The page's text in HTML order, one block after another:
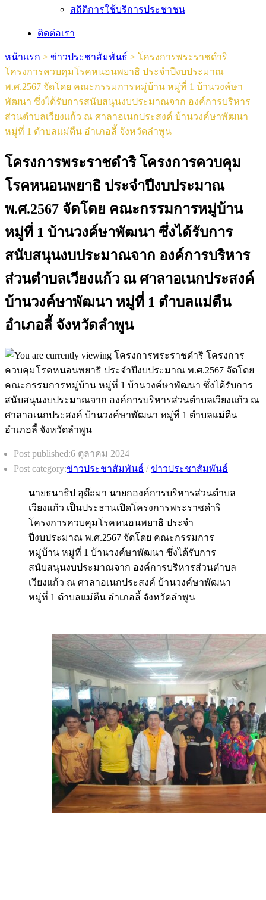
สถิติการใช้บริการประชาชน
ติดต่อเรา
หน้าแรก > ข่าวประชาสัมพันธ์ > โครงการพระราชดำริ
โครงการควบคุมโรคหนอนพยาธิ ประจำปีงบประมาณ
พ.ศ.2567 จัดโดย คณะกรรมการหมู่บ้าน หมู่ที่ 1 บ้านวงค์ษา
พัฒนา ซึ่งได้รับการสนับสนุนงบประมาณจาก องค์การบริหาร
ส่วนตำบลเวียงแก้ว ณ ศาลาอเนกประสงค์ บ้านวงค์ษาพัฒนา
หมู่ที่ 1 ตำบลแม่ตืน อำเภอลี้ จังหวัดลำพูน
โครงการพระราชดำริ โครงการควบคุม
โรคหนอนพยาธิ ประจำปีงบประมาณ
พ.ศ.2567 จัดโดย คณะกรรมการหมู่บ้าน
หมู่ที่ 1 บ้านวงค์ษาพัฒนา ซึ่งได้รับการ
สนับสนุนงบประมาณจาก องค์การบริหาร
ส่วนตำบลเวียงแก้ว ณ ศาลาอเนกประสงค์
บ้านวงค์ษาพัฒนา หมู่ที่ 1 ตำบลแม่ตืน
อำเภอลี้ จังหวัดลำพูน
Post published:6 ตุลาคม 2024
Post category:ข่าวประชาสัมพันธ์ / ข่าวประชาสัมพันธ์
นายธนาธิป อุต๊ะมา นายกองค์การบริหารส่วนตำบล
เวียงแก้ว เป็นประธานเปิดโครงการพระราชดำริ
โครงการควบคุมโรคหนอนพยาธิ ประจำ
ปีงบประมาณ พ.ศ.2567 จัดโดย คณะกรรมการ
หมู่บ้าน หมู่ที่ 1 บ้านวงค์ษาพัฒนา ซึ่งได้รับการ
สนับสนุนงบประมาณจาก องค์การบริหารส่วนตำบล
เวียงแก้ว ณ ศาลาอเนกประสงค์ บ้านวงค์ษาพัฒนา
หมู่ที่ 1 ตำบลแม่ตืน อำเภอลี้ จังหวัดลำพูน